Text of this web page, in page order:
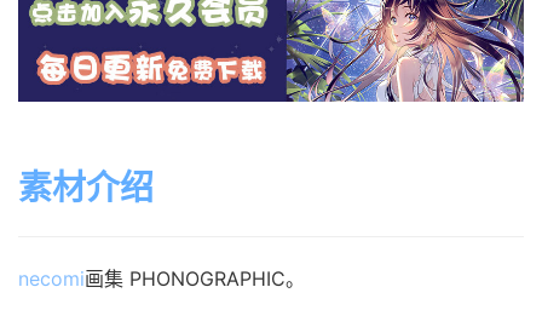
素材介绍
necomi画集 PHONOGRAPHIC。